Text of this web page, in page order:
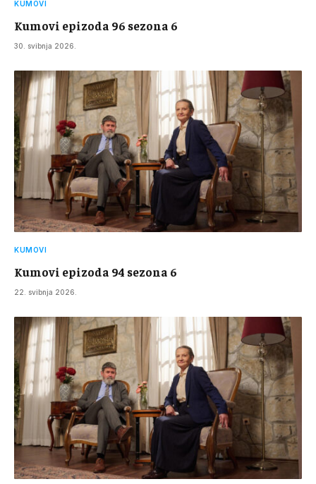
KUMOVI
Kumovi epizoda 96 sezona 6
30. svibnja 2026.
KUMOVI
Kumovi epizoda 94 sezona 6
22. svibnja 2026.